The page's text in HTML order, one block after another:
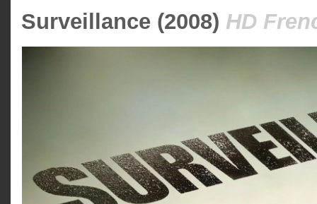
Surveillance (2008) HD